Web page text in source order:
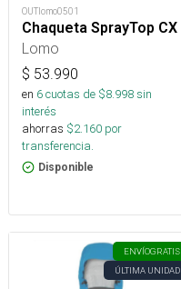
OUTlomo0501
Chaqueta SprayTop CX
Lomo
$ 53.990
en 6cuotas de $8.998sin
interés
ahorras $2.160 por
transferencia.
Disponible
ENVÍOGRATIS
ÚLTIMA UNIDAD